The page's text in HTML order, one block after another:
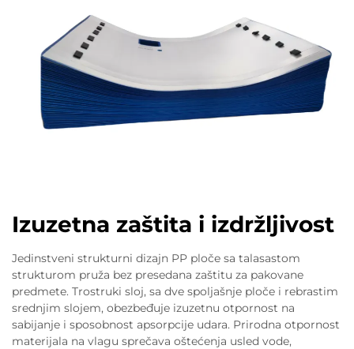
Izuzetna zaštita i izdržljivost
Jedinstveni strukturni dizajn PP ploče sa talasastom
strukturom pruža bez presedana zaštitu za pakovane
predmete. Trostruki sloj, sa dve spoljašnje ploče i rebrastim
srednjim slojem, obezbeđuje izuzetnu otpornost na
sabijanje i sposobnost apsorpcije udara. Prirodna otpornost
materijala na vlagu sprečava oštećenja usled vode,